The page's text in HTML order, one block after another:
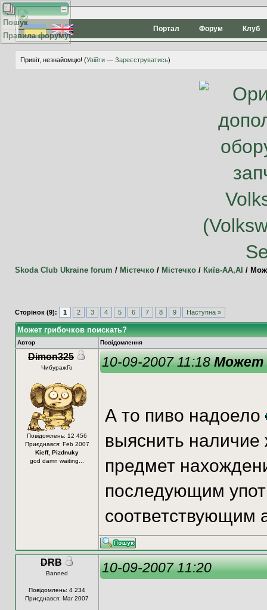
Портал Форум Клуб
Привіт, незнайомцю! (Увійти— Зареєструватись)
Skoda Club Ukraine forum / Містечко/ Містечко/ Київ-АА,АI /
Пошук
Правила форуму
Сторінок (9): 1 2 3 4 5 6 7 8 9 Наступна »
Может грибочков поискать?
Автор Повідомлення
Dimon325
ЧибуражГо
Повідомлень: 12 456
Приєднався: Feb 2007
Kieff, Pizdnuky
god damn waiting...
10-09-2007 11:18Может
А то пиво надоело
выяснить
предмет
последующим
соответствующим
DRB
Banned
Повідомлень: 4 234
Приєднався: Mar 2007
10-09-2007 11:20